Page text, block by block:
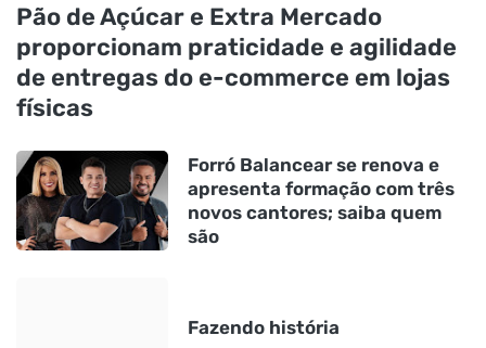
Pão de Açúcar e Extra Mercado
proporcionam praticidade e agilidade
de entregas do e-commerce em lojas
físicas
Forró Balancear se renova e
apresenta formação com três
novos cantores; saiba quem
são
Fazendo história